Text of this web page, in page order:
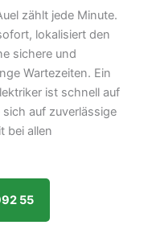
zählt jede Minute.
lokalisiert den
sichere und
Wartezeiten. Ein
ist schnell auf
auf zuverlässige
bei allen
55